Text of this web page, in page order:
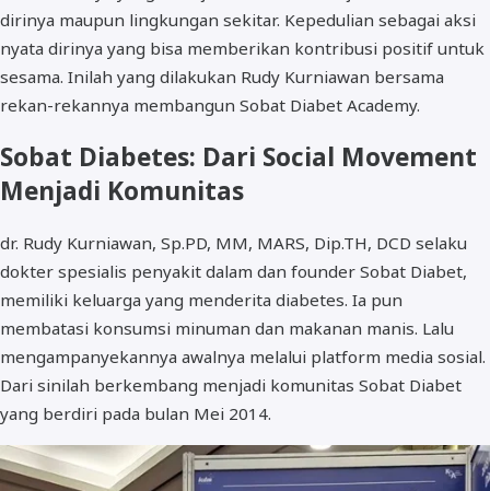
dirinya maupun lingkungan sekitar. Kepedulian sebagai aksi
nyata dirinya yang bisa memberikan kontribusi positif untuk
sesama. Inilah yang dilakukan Rudy Kurniawan bersama
rekan-rekannya membangun Sobat Diabet Academy.
Sobat Diabetes: Dari Social Movement
Menjadi Komunitas
dr. Rudy Kurniawan, Sp.PD, MM, MARS, Dip.TH, DCD selaku
dokter spesialis penyakit dalam dan founder Sobat Diabet,
memiliki keluarga yang menderita diabetes. Ia pun
membatasi konsumsi minuman dan makanan manis. Lalu
mengampanyekannya awalnya melalui platform media sosial.
Dari sinilah berkembang menjadi komunitas Sobat Diabet
yang berdiri pada bulan Mei 2014.